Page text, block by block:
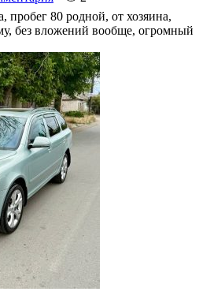
пробег 80 родной, от хозяина,
без вложений вообще, огромный